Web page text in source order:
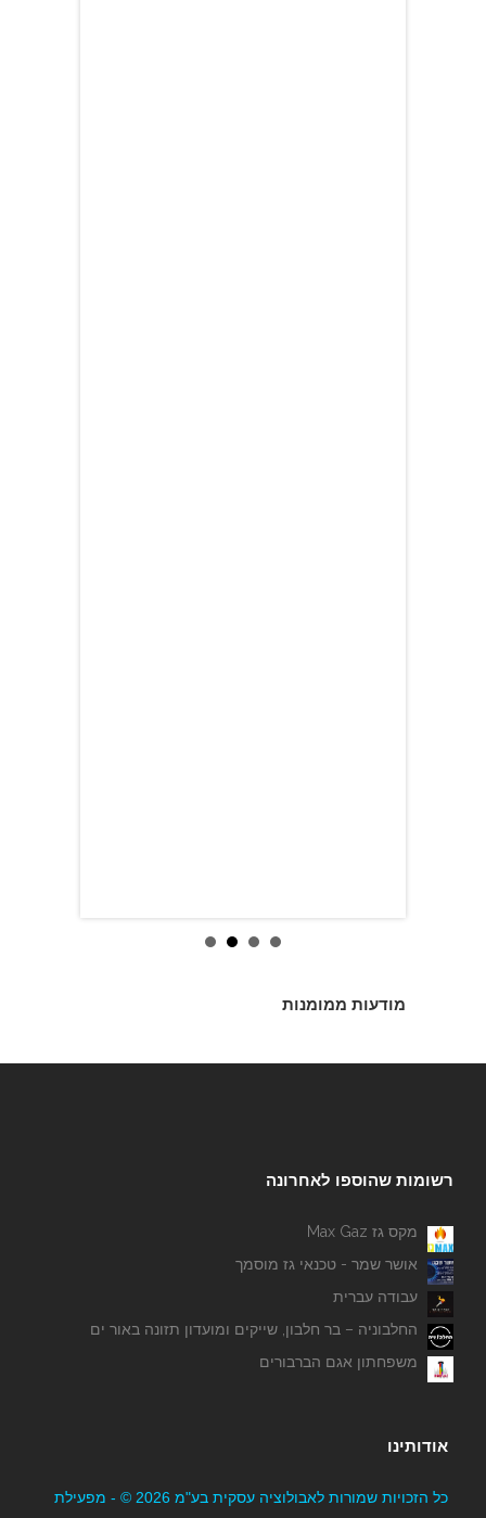
מודעות ממומנות
רשומות שהוספו לאחרונה
מקס גז Max Gaz
אושר שמר - טכנאי גז מוסמך
עבודה עברית
החלבוניה – בר חלבון, שייקים ומועדון תזונה באור ים
משפחתון אגם הברבורים
אודותינו
כל הזכויות שמורות לאבולוציה עסקית בע"מ 2026 © - מפעילת